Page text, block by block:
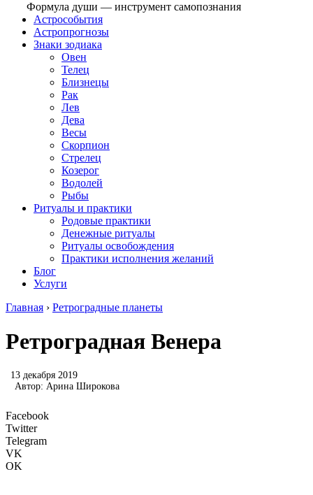
Формула души — инструмент самопознания
Астрособытия
Астропрогнозы
Знаки зодиака
Овен
Телец
Близнецы
Рак
Лев
Дева
Весы
Скорпион
Стрелец
Козерог
Водолей
Рыбы
Ритуалы и практики
Родовые практики
Денежные ритуалы
Ритуалы освобождения
Практики исполнения желаний
Блог
Услуги
Главная › Ретроградные планеты
Ретроградная Венера
13 декабря 2019
Автор: Арина Широкова
Facebook
Twitter
Telegram
VK
OK